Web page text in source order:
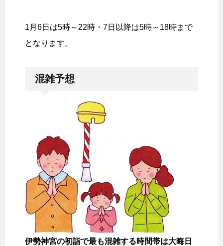
1月6日は5時～22時・7日以降は5時～18時まで
となります。
混雑予想
伊勢神宮の初詣で最も混雑する時間帯は大晦日